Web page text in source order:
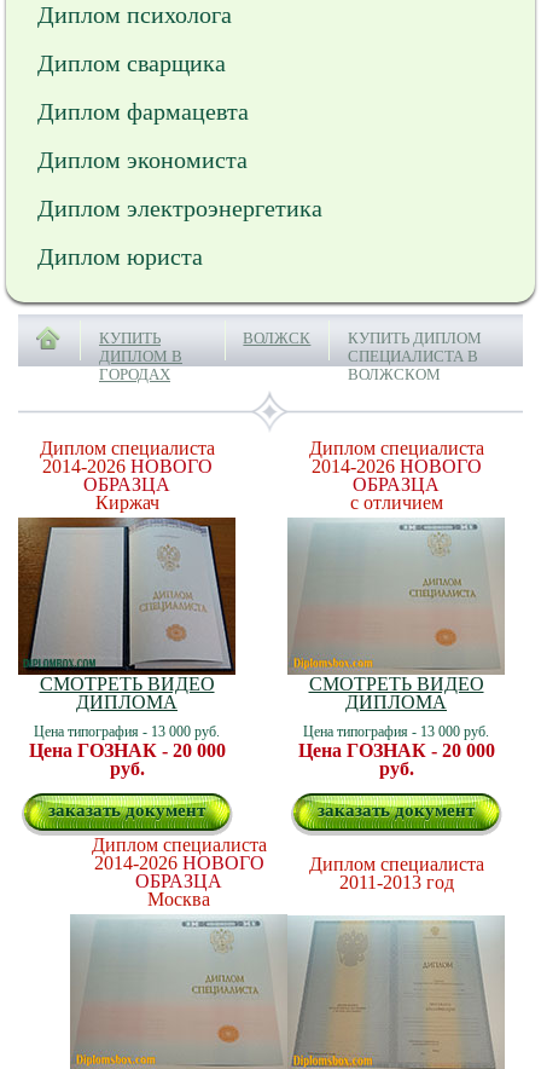
Диплом психолога
Диплом сварщика
Диплом фармацевта
Диплом экономиста
Диплом электроэнергетика
Диплом юриста
КУПИТЬ
ДИПЛОМ В
ГОРОДАХ
ВОЛЖСК
КУПИТЬ ДИПЛОМ
СПЕЦИАЛИСТА В
ВОЛЖСКОМ
Диплом специалиста
2014-2026 НОВОГО
ОБРАЗЦА
Киржач
СМОТРЕТЬ ВИДЕО
ДИПЛОМА
Цена типография - 13 000 руб.
Цена ГОЗНАК - 20 000
руб.
заказать документ
Диплом специалиста
2014-2026 НОВОГО
ОБРАЗЦА
с отличием
СМОТРЕТЬ ВИДЕО
ДИПЛОМА
Цена типография - 13 000 руб.
Цена ГОЗНАК - 20 000
руб.
заказать документ
Диплом специалиста
2014-2026 НОВОГО
ОБРАЗЦА
Москва
Диплом специалиста
2011-2013 год